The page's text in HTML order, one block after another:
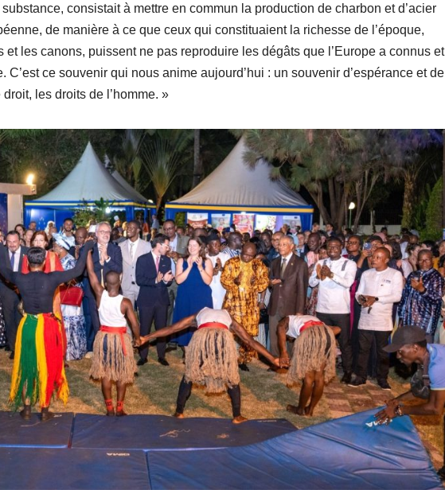
consistait à mettre en commun la production de charbon et d’acier
de manière à ce que ceux qui constituaient la richesse de l’époque,
les canons, puissent ne pas reproduire les dégâts que l’Europe a connus et
C’est ce souvenir qui nous anime aujourd’hui : un souvenir d’espérance et de
droit, les droits de l’homme. »